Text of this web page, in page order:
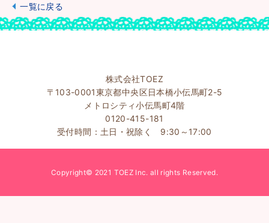
一覧に戻る
株式会社TOEZ
〒103-0001東京都中央区日本橋小伝馬町2-5
メトロシティ小伝馬町4階
0120-415-181
受付時間：土日・祝除く 9:30～17:00
Copyright© 2021 TOEZ Inc. all rights Reserved.